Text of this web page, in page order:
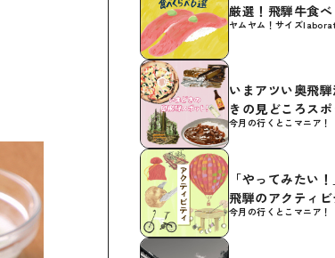
ヤムヤム！サイズ
厳選！飛騨牛食べ
今月の行くとこマニア！
いまアツい奥飛
きの見どころスポ
今月の行くとこマニア！
「やってみたい
飛騨のアクティビ